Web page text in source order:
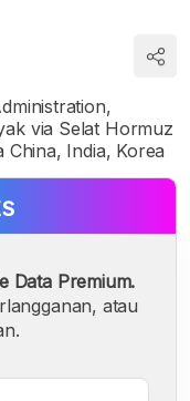
via Selat Hormuz
India, Korea
Data Premium.
atau